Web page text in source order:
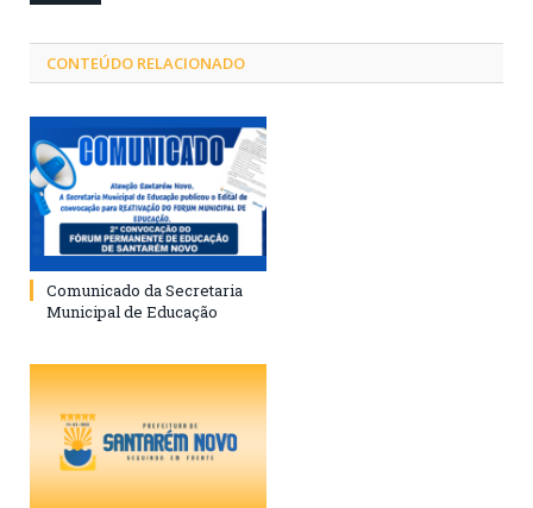
CONTEÚDO RELACIONADO
Comunicado da Secretaria
Municipal de Educação